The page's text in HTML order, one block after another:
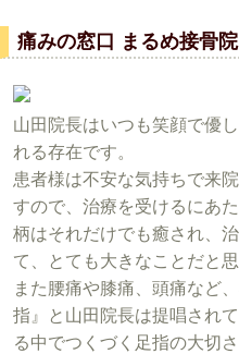
痛みの窓口 まるめ接骨
山田院長はいつも笑顔で優
れる存在です。
患者様は不安な気持ちで来
すので、治療を受けるにあ
柄はそれだけでも癒され、
て、とても大きなことだと思
また腰痛や膝痛、頭痛など
指』と山田院長は提唱され
る中でつくづく足指の大切